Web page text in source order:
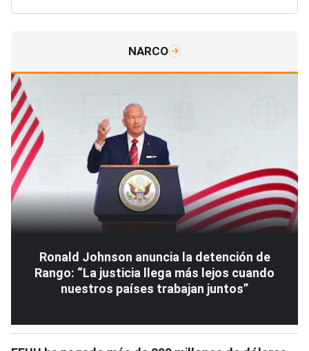
NARCO
Ronald Johnson anuncia la detención de
Rango: “La justicia llega más lejos cuando
nuestros países trabajan juntos”